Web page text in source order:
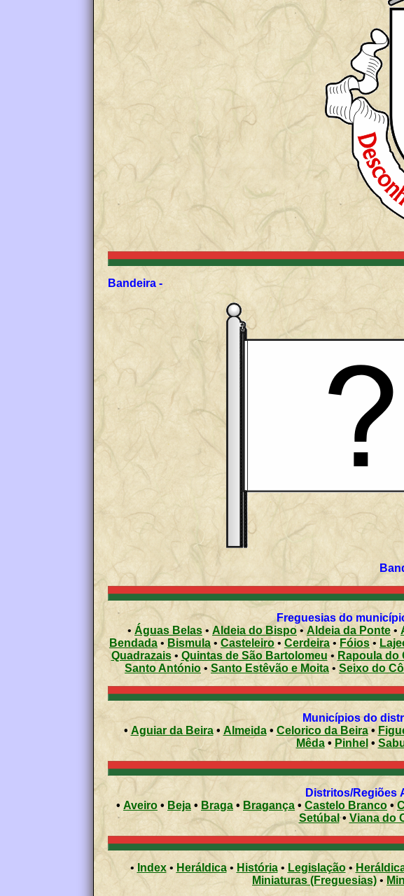
Bandeira -
• Águas Belas• Aldeia do Bispo •Aldeia da Ponte•
Bendada • Bismula • Casteleiro • Cerdeira • Fóios •
Quadrazais• Quintas de São Bartolomeu• Rapoula do
Santo António• Santo Estêvão e Moita • Seixo do
• Aguiar da Beira• Almeida• Celorico da Beira•
Mêda• Pinhel •
• Aveiro • Beja • Braga • Bragança • Castelo Branco •
Setúbal • Viana do
•Index• Heráldica• História • Legislação •
Miniaturas (Freguesias) •